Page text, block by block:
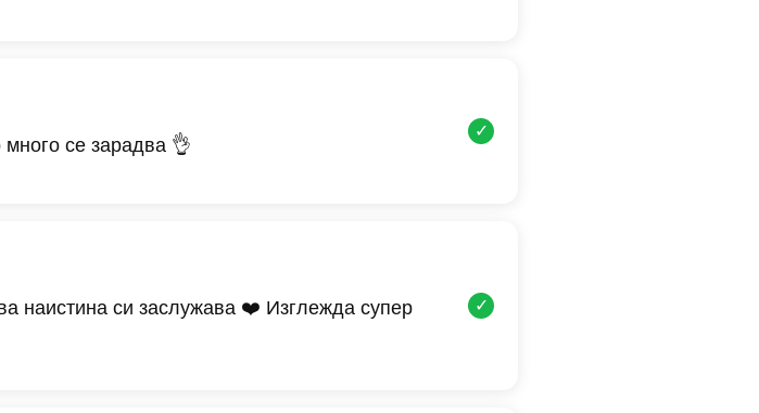
се зарадва 👌
✓
наистина си заслужава ❤️ Изглежда супер
✓